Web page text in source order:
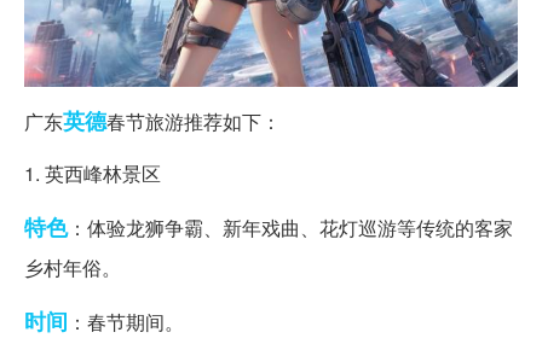
广东英德春节旅游推荐如下：
1. 英西峰林景区
特色：体验龙狮争霸、新年戏曲、花灯巡游等传统的客家
乡村年俗。
时间 ：春节期间。